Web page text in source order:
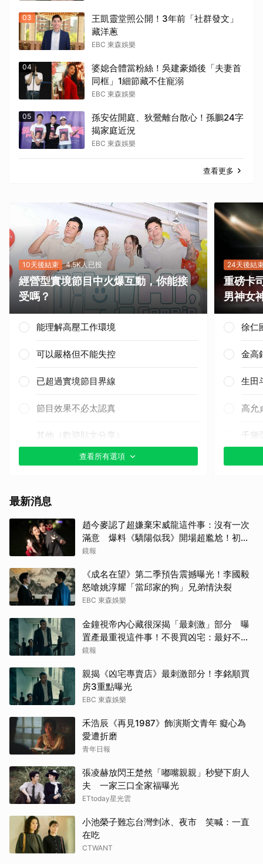
03
王凱靈堂照公開！3年前「社群發文」
藏洋蔥
EBC 東森娛樂
04
婆媳合體當粉絲！吳建豪婚後「夫妻首
同框」1細節藏不住寵溺
EBC 東森娛樂
05
孫安佐開庭、狄鶯離台散心！孫鵬24字
揭家庭近況
EBC 東森娛樂
查看更多
10天後結束 4.5K人已投
經營型實境節目中火爆互動，你能接
受嗎？
能理解高壓工作環境
可以嚴格但不能失控
已超過實境節目界線
節目效果不必太認真
其他（歡迎貼文分享）
查看所有選項
24天後結
重磅卡
男神女
徐仁
金高
生田
高允
千
王楚
許楠
楊洋
邊佑
最新消息
趙今麥認了超嫌棄宋威龍這件事：沒有一次
滿意 爆料《驕陽似我》開場超尷尬！初見
面就上演親密戲
鏡報
《成名在望》第二季預告震撼曝光！李國毅
怒嗆姚淳耀「當邱家的狗」兄弟情決裂
EBC 東森娛樂
金鐘視帝內心藏很深揭「最刺激」部分 曝
置產最重視這件事！不畏買凶宅：最好不要
知道
鏡報
親揭《凶宅專賣店》最刺激部分！李銘順買
房3重點曝光
EBC 東森娛樂
禾浩辰《再見1987》飾演斯文青年 癡心為
愛遭折磨
青年日報
張凌赫放閃王楚然「嘟嘴親親」秒變下廚人
夫 一家三口全家福曝光
ETtoday星光雲
小池榮子難忘台灣剉冰、夜市 笑喊：一直
在吃
CTWANT